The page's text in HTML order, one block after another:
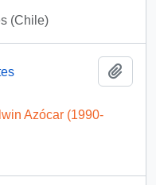
(Chile)
Azócar (1990-